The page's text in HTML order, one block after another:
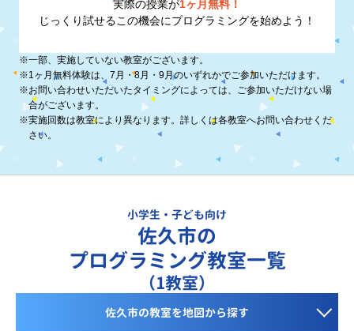
実際の授業が1ヶ月無料！
じっくり試せるこの機会にプログラミングを始めよう！
※一部、実施していない教室がございます。
※1ヶ月無料体験は、7月・8月・9月のいずれかでご参加いただけます。
※お問い合わせいただいたタイミングによっては、ご参加いただけない場
合がございます。
※実施回数は教室により異なります。詳しくは各教室へお問い合わせくだ
さい。
小学生・子ども向け
佐久市の
プログラミング教室一覧
（1教室）
佐久市の教室を地図から探す